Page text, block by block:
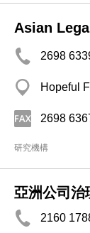
Asian
2698
Hopeful
2698
研究機構
亞洲公司治
2160